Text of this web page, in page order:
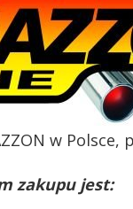
w Polsce,
zakupu jest: